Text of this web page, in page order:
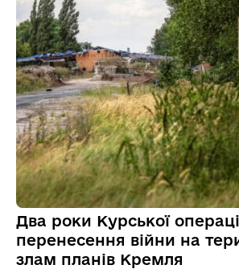
Два роки Курської
перенесення війни на
злам планів Кремля